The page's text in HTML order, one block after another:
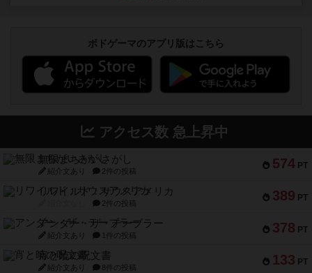
ボドゲーマのアプリ版はこちら
アクセス数 急上昇中
574 PT
無限まちがいさがし
紹介文あり 2件の投稿
389 PT
リワイルド：サウスアメリカ
2件の投稿
378 PT
アンダー・ザ・テーブラー
紹介文あり 1件の投稿
133 PT
宵と暁の呪文書
紹介文あり 8件の投稿